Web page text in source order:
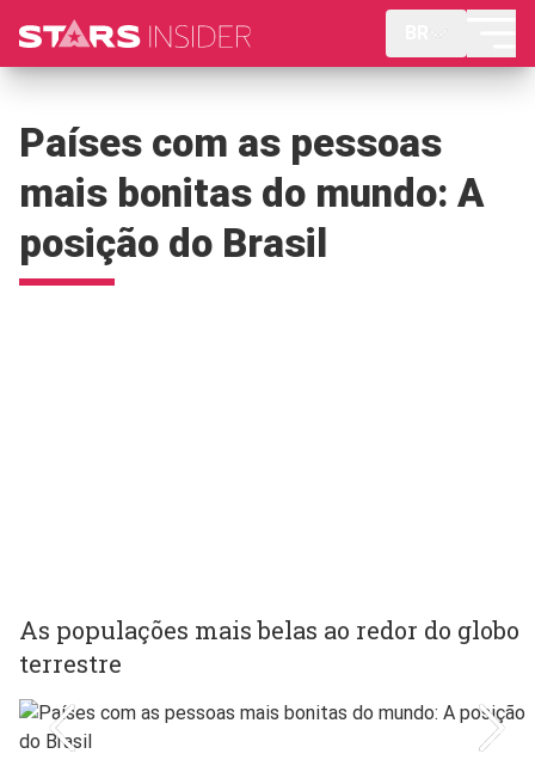
Países com as pessoas
mais bonitas do mundo: A
posição do Brasil
As populações mais belas ao redor do globo
terrestre